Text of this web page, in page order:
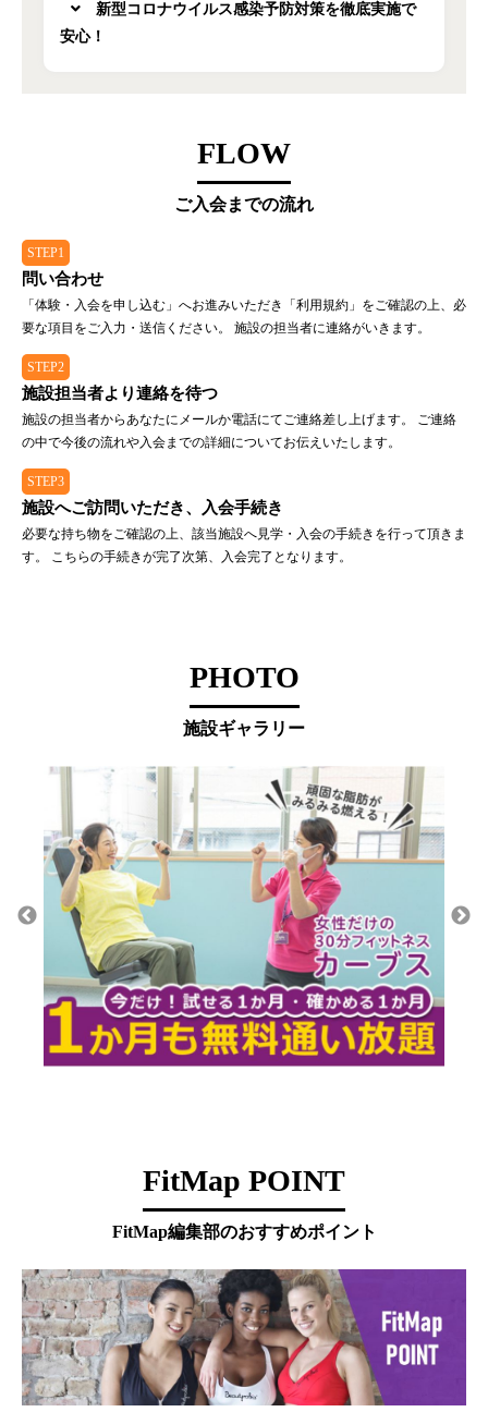
新型コロナウイルス感染予防対策を徹底実施で
安心！
FLOW
ご入会までの流れ
STEP1
問い合わせ
「体験・入会を申し込む」へお進みいただき「利用規約」をご確認の上、必
要な項目をご入力・送信ください。 施設の担当者に連絡がいきます。
STEP2
施設担当者より連絡を待つ
施設の担当者からあなたにメールか電話にてご連絡差し上げます。 ご連絡
の中で今後の流れや入会までの詳細についてお伝えいたします。
STEP3
施設へご訪問いただき、入会手続き
必要な持ち物をご確認の上、該当施設へ見学・入会の手続きを行って頂きま
す。 こちらの手続きが完了次第、入会完了となります。
PHOTO
施設ギャラリー
FitMap POINT
FitMap編集部のおすすめポイント